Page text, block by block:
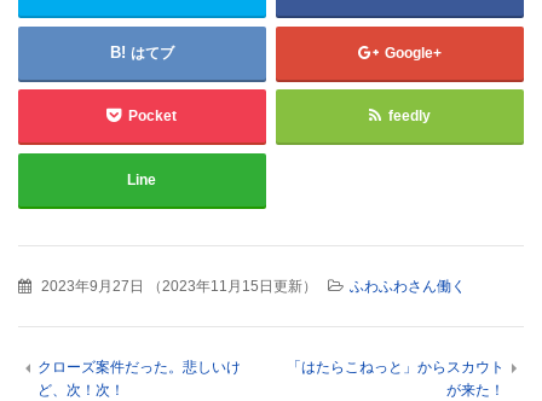
はてブ Google+
Pocket feedly
Line
2023年9月27日 （2023年11月15日更新） ふわふわさん働く
クローズ案件だった。悲しいけ
ど、次！次！
「はたらこねっと」からスカウト
が来た！